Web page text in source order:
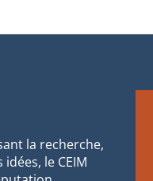
la recherche,
idées, le CEIM